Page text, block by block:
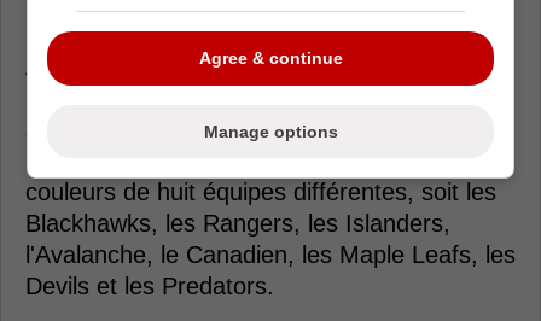
2010-2011 et 67 points en 2011-2012.
Au cours de sa carrière de neuf saisons dans
soit 114 buts et 182 passes, en 491
couleurs de huit équipes différentes, soit les
Blackhawks, les Rangers, les Islanders,
l'Avalanche, le Canadien, les Maple Leafs, les
Devils et les Predators.
Agree & continue
Manage options